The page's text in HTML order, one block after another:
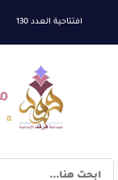
افتتاحية العدد 130
الله” للدكتور محمد بدوي